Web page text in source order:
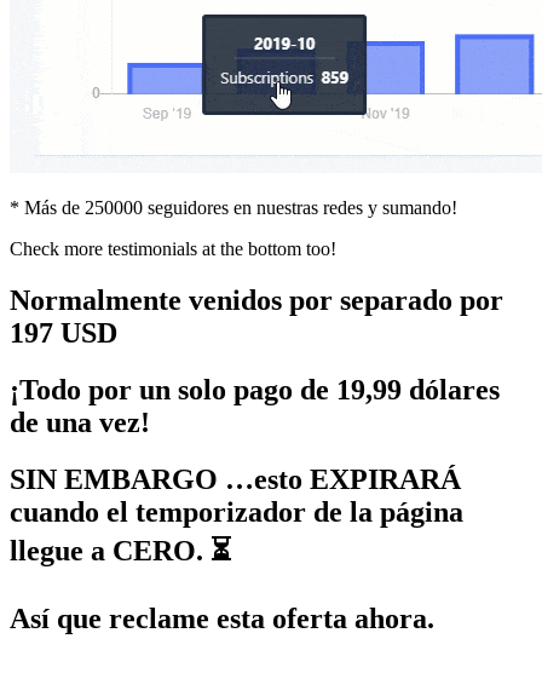
* Más de 250000 seguidores en nuestras redes y sumando!
Check more testimonials at the bottom too!
Normalmente venidos por separado por
197 USD
¡Todo por un solo pago de 19,99 dólares
de una vez!
SIN EMBARGO …esto EXPIRARÁ
cuando el temporizador de la página
llegue a CERO. ⏳
Así que reclame esta oferta ahora.